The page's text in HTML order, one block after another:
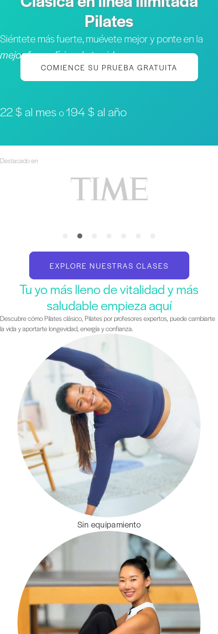
Pilates
Siéntete más fuerte, muévete mejor y ponte en la
mejor forma física de tu vida
COMIENCE SU PRUEBA GRATUITA
22 $ al meso194 $ al año
Destacado en
EXPLORE NUESTRAS CLASES
Tu yo más lleno de vitalidad y más
saludable empieza aquí
Descubre cómo Pilates clásico, Pilates por profesores expertos, puede cambiarte
la vida y aportarte longevidad, energía y confianza.
Sin equipamiento